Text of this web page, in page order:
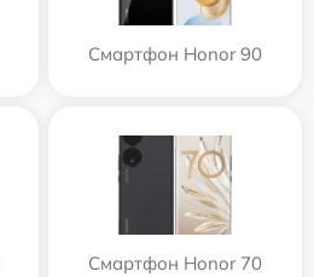
Смартфон Honor 90
Смартфон Honor 70